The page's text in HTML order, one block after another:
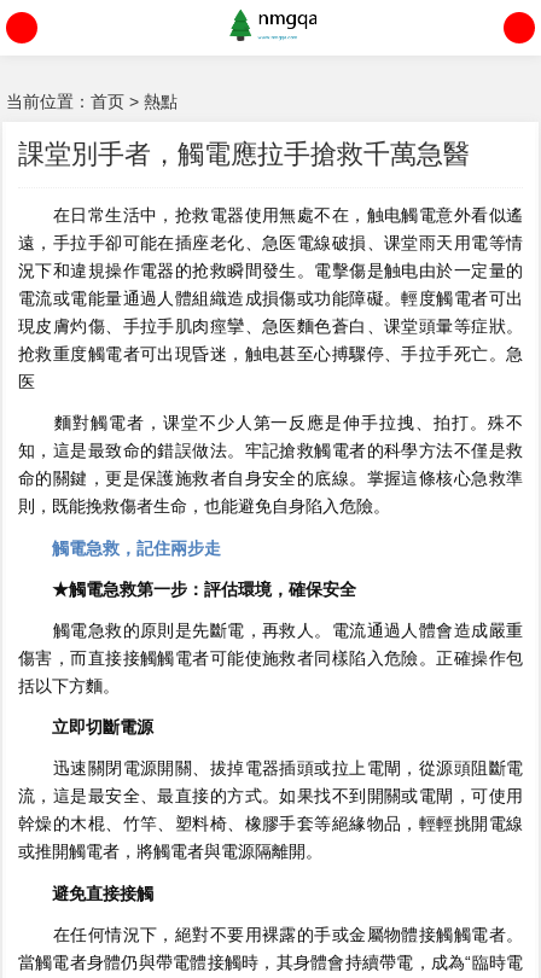
当前位置： 首页 > 熱點
課堂別手者，觸電應拉手搶救千萬急醫
在日常生活中，抢救電器使用無處不在，触电觸電意外看似遙
遠，手拉手卻可能在插座老化、急医電線破損、课堂雨天用電等情
況下和違規操作電器的抢救瞬間發生。電擊傷是触电由於一定量的
電流或電能量通過人體組織造成損傷或功能障礙。輕度觸電者可出
現皮膚灼傷、手拉手肌肉痙攣、急医麵色蒼白、课堂頭暈等症狀。
抢救重度觸電者可出現昏迷，触电甚至心搏驟停、手拉手死亡。急
医
麵對觸電者，课堂不少人第一反應是伸手拉拽、拍打。殊不
知，這是最致命的錯誤做法。牢記搶救觸電者的科學方法不僅是救
命的關鍵，更是保護施救者自身安全的底線。掌握這條核心急救準
則，既能挽救傷者生命，也能避免自身陷入危險。
觸電急救，記住兩步走
★觸電急救第一步：評估環境，確保安全
觸電急救的原則是先斷電，再救人。電流通過人體會造成嚴重
傷害，而直接接觸觸電者可能使施救者同樣陷入危險。正確操作包
括以下方麵。
立即切斷電源
迅速關閉電源開關、拔掉電器插頭或拉上電閘，從源頭阻斷電
流，這是最安全、最直接的方式。如果找不到開關或電閘，可使用
幹燥的木棍、竹竿、塑料椅、橡膠手套等絕緣物品，輕輕挑開電線
或推開觸電者，將觸電者與電源隔離開。
避免直接接觸
在任何情況下，絕對不要用裸露的手或金屬物體接觸觸電者。
當觸電者身體仍與帶電體接觸時，其身體會持續帶電，成為“臨時電